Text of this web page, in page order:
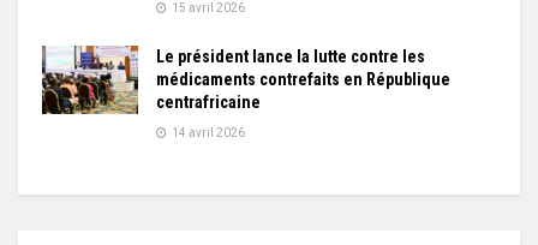
15 avril 2026
Le président lance la lutte contre les
médicaments contrefaits en République
centrafricaine
14 avril 2026